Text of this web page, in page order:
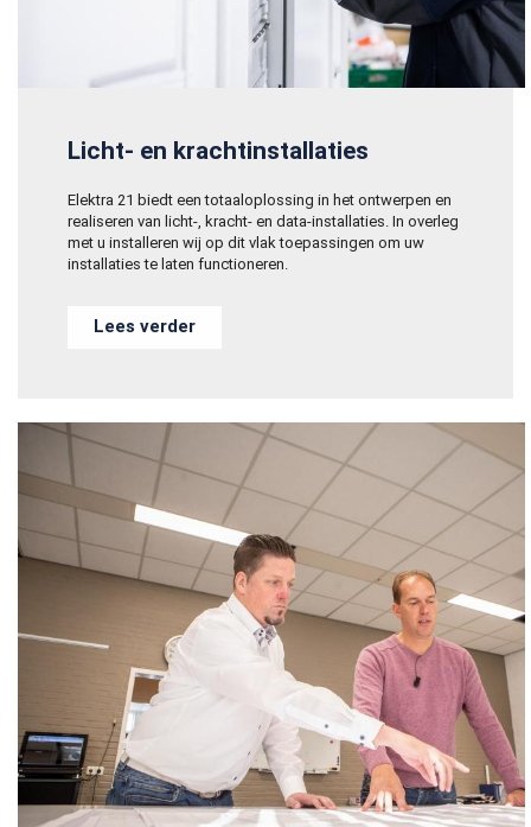
Licht- en krachtinstallaties
Elektra 21 biedt een totaaloplossing in het ontwerpen en
realiseren van licht-, kracht- en data-installaties. In overleg
met u installeren wij op dit vlak toepassingen om uw
installaties te laten functioneren.
Lees verder